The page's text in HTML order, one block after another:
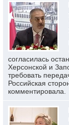
согласилась
Херсонской и
требовать
Российская
комментировала.